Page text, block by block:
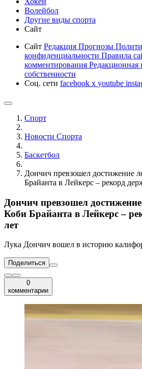
Волейбол
Другие виды спорта
Сайт
Сайт Редакция Прогнозы
конфиденциальности Правила
комментирования Редакционная
собственности
Соц. сети facebook x youtube
Спорт
Новости Cпорта
Баскетбол
Дончич превзошел достижение
Брайанта в Лейкерс – рекорд
Дончич превзошел
Коби Брайанта в Лейкерс –
лет
Лука Дончич вошел в историю
Поделиться
0
комментарии